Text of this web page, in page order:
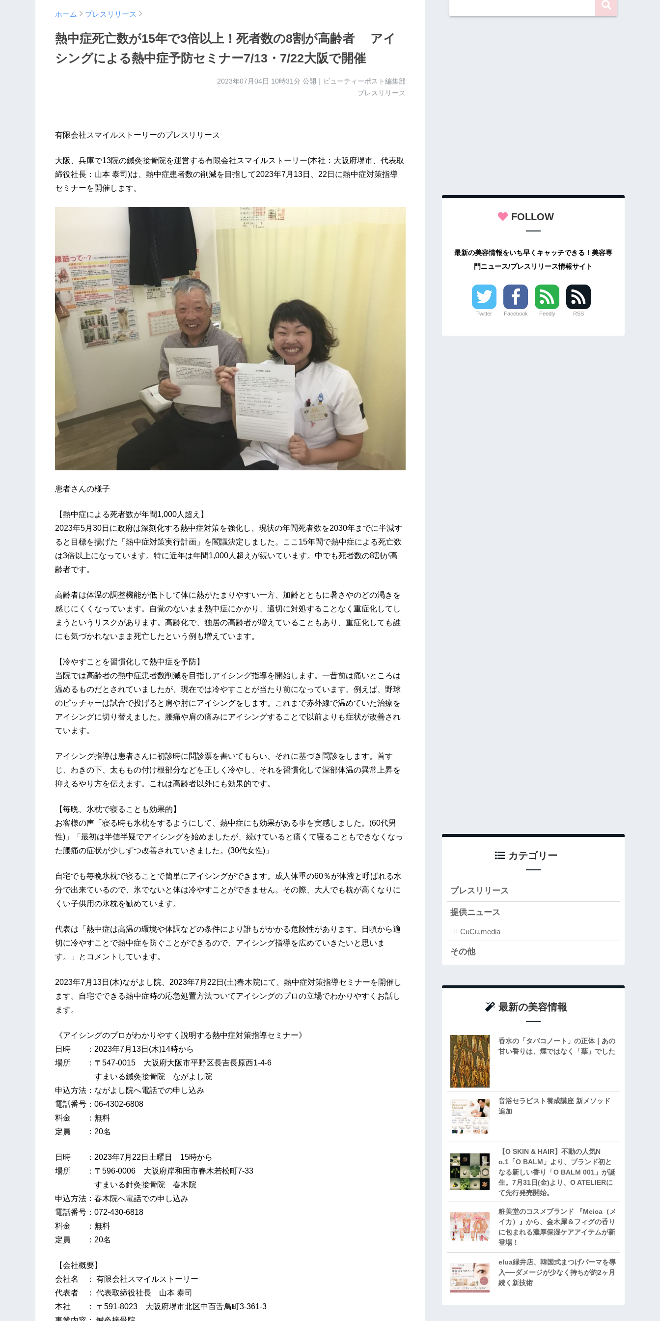
ホーム プレスリリース
熱中症死亡数が15年で3倍以上！死者数の8割が高齢者 アイ
シングによる熱中症予防セミナー7/13・7/22大阪で開催
2023年07月04日 10時31分 公開｜ビューティーポスト編集部
プレスリリース
有限会社スマイルストーリーのプレスリリース
大阪、兵庫で13院の鍼灸接骨院を運営する有限会社スマイルストーリー(本社：大阪府堺市、代表取
締役社長：山本 泰司)は、熱中症患者数の削減を目指して2023年7月13日、22日に熱中症対策指導
セミナーを開催します。
患者さんの様子
【熱中症による死者数が年間1,000人超え】
2023年5月30日に政府は深刻化する熱中症対策を強化し、現状の年間死者数を2030年までに半減す
ると目標を揚げた「熱中症対策実行計画」を閣議決定しました。ここ15年間で熱中症による死亡数
は3倍以上になっています。特に近年は年間1,000人超えが続いています。中でも死者数の8割が高
齢者です。
高齢者は体温の調整機能が低下して体に熱がたまりやすい一方、加齢とともに暑さやのどの渇きを
感じにくくなっています。自覚のないまま熱中症にかかり、適切に対処することなく重症化してし
まうというリスクがあります。高齢化で、独居の高齢者が増えていることもあり、重症化しても誰
にも気づかれないまま死亡したという例も増えています。
【冷やすことを習慣化して熱中症を予防】
当院では高齢者の熱中症患者数削減を目指しアイシング指導を開始します。一昔前は痛いところは
温めるものだとされていましたが、現在では冷やすことが当たり前になっています。例えば、野球
のピッチャーは試合で投げると肩や肘にアイシングをします。これまで赤外線で温めていた治療を
アイシングに切り替えました。腰痛や肩の痛みにアイシングすることで以前よりも症状が改善され
ています。
アイシング指導は患者さんに初診時に問診票を書いてもらい、それに基づき問診をします。首す
じ、わきの下、太ももの付け根部分などを正しく冷やし、それを習慣化して深部体温の異常上昇を
抑えるやり方を伝えます。これは高齢者以外にも効果的です。
【毎晩、氷枕で寝ることも効果的】
お客様の声「寝る時も氷枕をするようにして、熱中症にも効果がある事を実感しました。(60代男
性)」「最初は半信半疑でアイシングを始めましたが、続けていると痛くて寝ることもできなくなっ
た腰痛の症状が少しずつ改善されていきました。(30代女性)」
自宅でも毎晩氷枕で寝ることで簡単にアイシングができます。成人体重の60％が体液と呼ばれる水
分で出来ているので、氷でないと体は冷やすことができません。その際、大人でも枕が高くなりに
くい子供用の氷枕を勧めています。
代表は「熱中症は高温の環境や体調などの条件により誰もがかかる危険性があります。日頃から適
切に冷やすことで熱中症を防ぐことができるので、アイシング指導を広めていきたいと思いま
す。」とコメントしています。
2023年7月13日(木)ながよし院、2023年7月22日(土)春木院にて、熱中症対策指導セミナーを開催し
ます。自宅でできる熱中症時の応急処置方法ついてアイシングのプロの立場でわかりやすくお話し
ます。
《アイシングのプロがわかりやすく説明する熱中症対策指導セミナー》
日時 ：2023年7月13日(木)14時から
場所 ：〒547-0015 大阪府大阪市平野区長吉長原西1-4-6
すまいる鍼灸接骨院 ながよし院
申込方法：ながよし院へ電話での申し込み
電話番号：06-4302-6808
料金 ：無料
定員 ：20名
日時 ：2023年7月22日土曜日 15時から
場所 ：〒596-0006 大阪府岸和田市春木若松町7-33
すまいる針灸接骨院 春木院
申込方法：春木院へ電話での申し込み
電話番号：072-430-6818
料金 ：無料
定員 ：20名
【会社概要】
会社名 ： 有限会社スマイルストーリー
代表者 ： 代表取締役社長 山本 泰司
本社 ： 〒591-8023 大阪府堺市北区中百舌鳥町3-361-3
FOLLOW
最新の美容情報をいち早くキャッチできる！美容専
門ニュース/プレスリリース情報サイト
Twitter Facebook Feedly RSS
カテゴリー
プレスリリース
提供ニュース
CuCu.media
その他
最新の美容情報
香水の「タバコノート」の正体｜あの
甘い香りは、煙ではなく「葉」でした
音浴セラピスト養成講座 新メソッド
追加
【O SKIN & HAIR】不動の人気N
o.1「O BALM」より、ブランド初と
なる新しい香り「O BALM 001」が誕
生。7月31日(金)より、O ATELIERに
て先行発売開始。
粧美堂のコスメブランド 『Meica（メ
イカ）』から、金木犀＆フィグの香り
に包まれる濃厚保湿ケアアイテムが新
登場！
elua緑井店、韓国式まつげパーマを導
入──ダメージが少なく持ちが約2ヶ月
続く新技術